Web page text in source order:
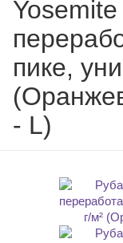
Yosemite
пике,
- L)